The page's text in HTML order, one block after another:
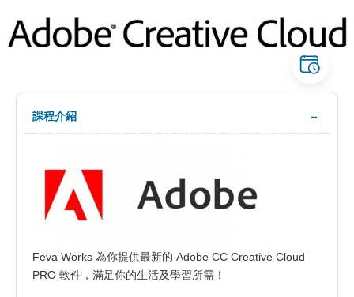
課程介紹
Feva Works 為你提供最新的 Adobe CC Creative Cloud
PRO 軟件，滿足你的生活及學習所需！